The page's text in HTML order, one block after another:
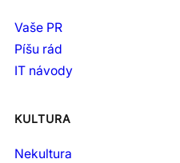
Vaše PR
Píšu rád
IT návody
KULTURA
Nekultura